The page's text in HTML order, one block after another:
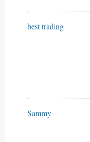
best trading
Sammy